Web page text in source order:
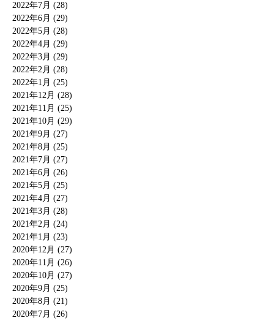
2022年7月 (28)
2022年6月 (29)
2022年5月 (28)
2022年4月 (29)
2022年3月 (29)
2022年2月 (28)
2022年1月 (25)
2021年12月 (28)
2021年11月 (25)
2021年10月 (29)
2021年9月 (27)
2021年8月 (25)
2021年7月 (27)
2021年6月 (26)
2021年5月 (25)
2021年4月 (27)
2021年3月 (28)
2021年2月 (24)
2021年1月 (23)
2020年12月 (27)
2020年11月 (26)
2020年10月 (27)
2020年9月 (25)
2020年8月 (21)
2020年7月 (26)